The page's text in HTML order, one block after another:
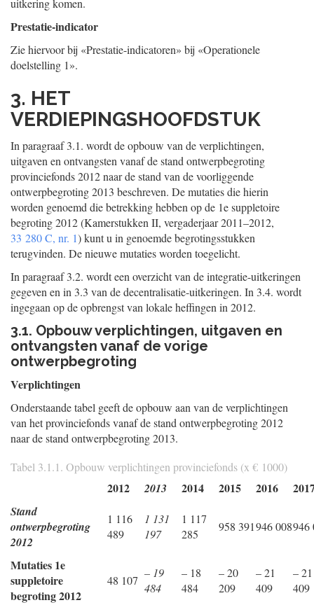
uitkering komen.
Prestatie-indicator
Zie hiervoor bij «Prestatie-indicatoren» bij «Operationele
doelstelling 1».
3. HET
VERDIEPINGSHOOFDSTUK
In paragraaf 3.1. wordt de opbouw van de verplichtingen,
uitgaven en ontvangsten vanaf de stand ontwerpbegroting
provinciefonds 2012 naar de stand van de voorliggende
ontwerpbegroting 2013 beschreven. De mutaties die hierin
worden genoemd die betrekking hebben op de 1e suppletoire
begroting 2012 (Kamerstukken II, vergaderjaar 2011–2012,
33 280 C, nr. 1) kunt u in genoemde begrotingsstukken
terugvinden. De nieuwe mutaties worden toegelicht.
In paragraaf 3.2. wordt een overzicht van de integratie-uitkeringen
gegeven en in 3.3 van de decentralisatie-uitkeringen. In 3.4. wordt
ingegaan op de opbrengst van lokale heffingen in 2012.
3.1. Opbouw verplichtingen, uitgaven en
ontvangsten vanaf de vorige
ontwerpbegroting
Verplichtingen
Onderstaande tabel geeft de opbouw aan van de verplichtingen
van het provinciefonds vanaf de stand ontwerpbegroting 2012
naar de stand ontwerpbegroting 2013.
Tabel 3.1.1. Opbouw verplichtingen provinciefonds (x € 1000)
2012 2013 2014 2015 2016
Stand
ontwerpbegroting
2012
1 116
489
1 131
197
1 117
285
958 391946 008946
Mutaties 1e
suppletoire
begroting 2012
48 107
– 19
484
– 18
484
– 20
209
– 21
409
– 21
409